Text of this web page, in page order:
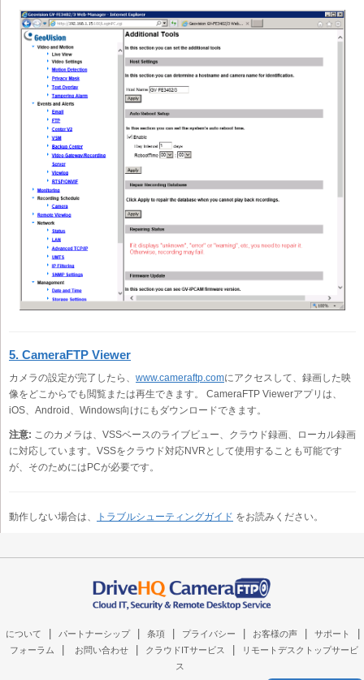
5. CameraFTP Viewer
カメラの設定が完了したら、 www.cameraftp.comにアクセスして、録画した映
像をどこからでも閲覧または再生できます。 CameraFTP Viewerアプリは、
iOS、Android、Windows向けにもダウンロードできます。
注意: このカメラは、VSSベースのライブビュー、クラウド録画、ローカル録画
に対応しています。VSSをクラウド対応NVRとして使用することも可能です
が、そのためにはPCが必要です。
動作しない場合は、 トラブルシューティングガイド をお読みください。
について | パートナーシップ | 条項 | プライバシー | お客様の声 | サポート |
フォーラム | お問い合わせ | クラウドITサービス |
リモートデスクトップサービ
ス